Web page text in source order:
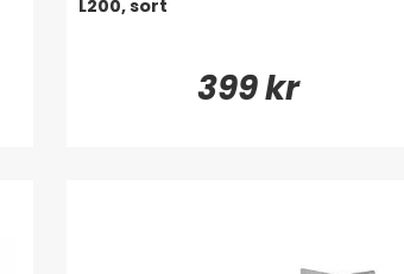
L200, sort
399 kr